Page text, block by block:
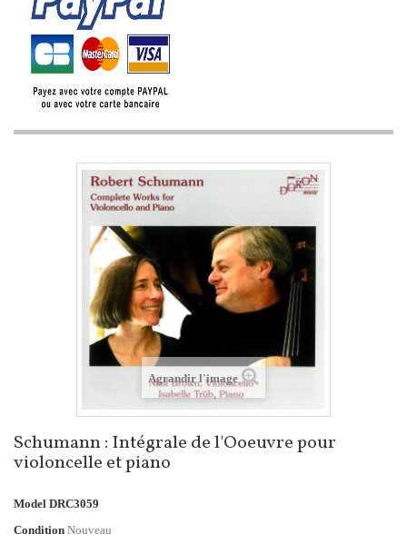
Agrandir l'image
Schumann : Intégrale de l'Ooeuvre pour
violoncelle et piano
Model DRC3059
Condition Nouveau